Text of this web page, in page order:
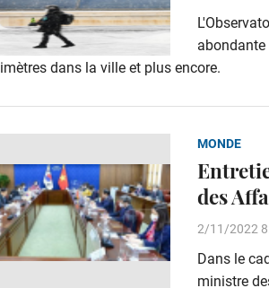
abondante
dans la ville et plus encore.
MONDE
des
2/11/2022
Dans le
ministre